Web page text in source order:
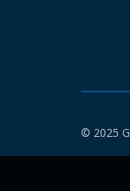
© 2025